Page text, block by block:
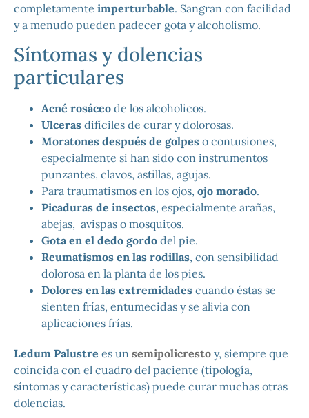
completamente imperturbable. Sangran con facilidad
y a menudo pueden padecer gota y alcoholismo.
Síntomas y dolencias
particulares
Acné rosáceo de los alcoholicos.
Ulceras difíciles de curar y dolorosas.
Moratones después de golpes o contusiones,
especialmente si han sido con instrumentos
punzantes, clavos, astillas, agujas.
Para traumatismos en los ojos, ojo morado.
Picaduras de insectos, especialmente arañas,
abejas, avispas o mosquitos.
Gota en el dedo gordo del pie.
Reumatismos en las rodillas, con sensibilidad
dolorosa en la planta de los pies.
Dolores en las extremidades cuando éstas se
sienten frías, entumecidas y se alivia con
aplicaciones frías.
Ledum Palustre es un semipolicresto y, siempre que
coincida con el cuadro del paciente (tipología,
síntomas y características) puede curar muchas otras
dolencias.